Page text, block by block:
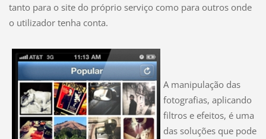
tanto para o site do próprio serviço como para outros onde
o utilizador tenha conta.
A manipulação das
fotografias, aplicando
filtros e efeitos, é uma
das soluções que pode